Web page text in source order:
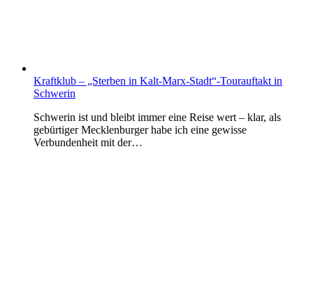
Kraftklub – „Sterben in Kalt-Marx-Stadt“-Tourauftakt in
Schwerin
Schwerin ist und bleibt immer eine Reise wert – klar, als
gebürtiger Mecklenburger habe ich eine gewisse
Verbundenheit mit der…